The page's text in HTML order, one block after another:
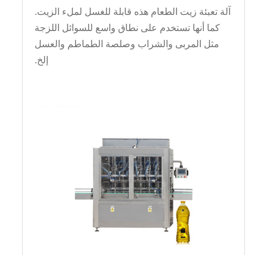
آلة تعبئة زيت الطعام هذه قابلة للغسل لملء الزيت.
كما أنها تستخدم على نطاق واسع للسوائل اللزجة
مثل المربى والشراب وصلصة الطماطم والعسل
إلخ.